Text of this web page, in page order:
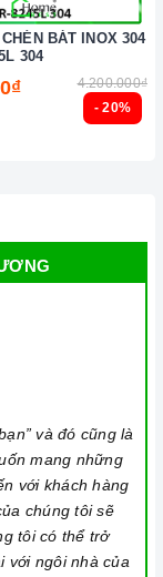
- 20%
BÁT INOX 304
304
4.200.000₫
và đó cũng là
mang những
với khách hàng
chúng tôi sẽ
tôi có thể trở
với ngôi nhà của